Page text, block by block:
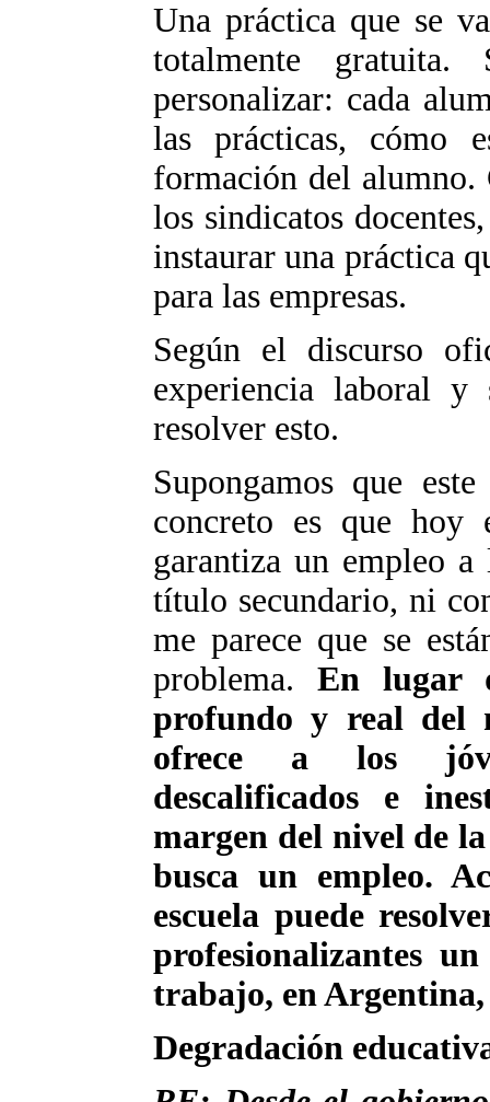
Una práctica que se
totalmente
personalizar: cada
las prácticas,
formación del alumno.
los sindicatos
instaurar una práctica
para las empresas.
Según el discurso
experiencia laboral
resolver esto.
Supongamos que
concreto es que
garantiza un empleo
título secundario, ni
me parece que se
problema.En lugar
profundo y real del
ofrece a los
descalificados e
margen del nivel de
busca un empleo.
escuela puede
profesionalizantes
trabajo, en Argentina,
Degradación